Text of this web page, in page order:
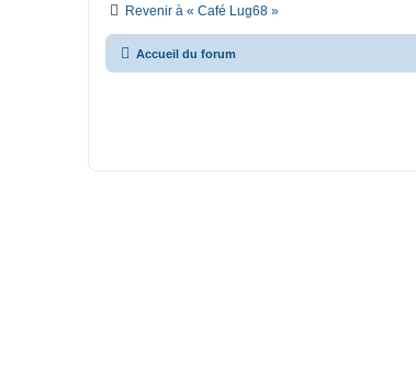
Revenir à « Café Lug68 »
Accueil du forum